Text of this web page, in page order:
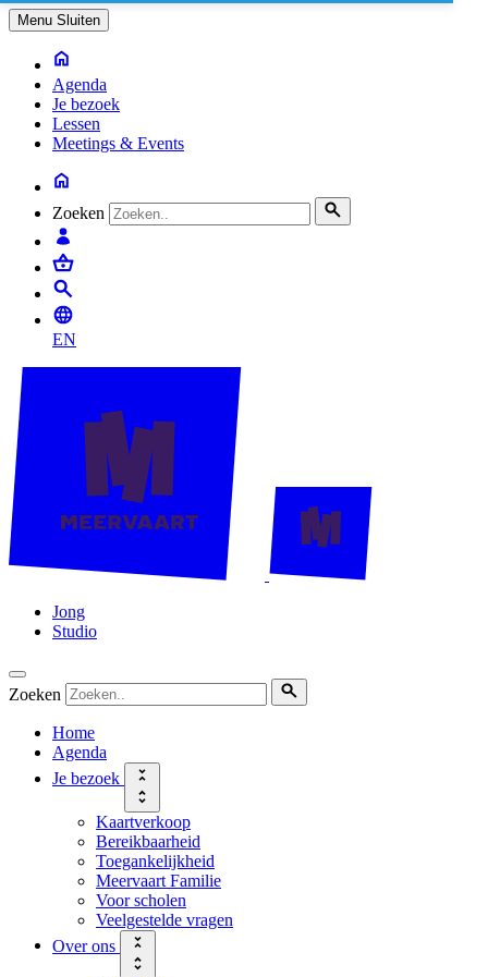
Menu Sluiten
Agenda
Je bezoek
Lessen
Meetings & Events
Zoeken
EN
Jong
Studio
Zoeken
Home
Agenda
Je bezoek
Kaartverkoop
Bereikbaarheid
Toegankelijkheid
Meervaart Familie
Voor scholen
Veelgestelde vragen
Over ons